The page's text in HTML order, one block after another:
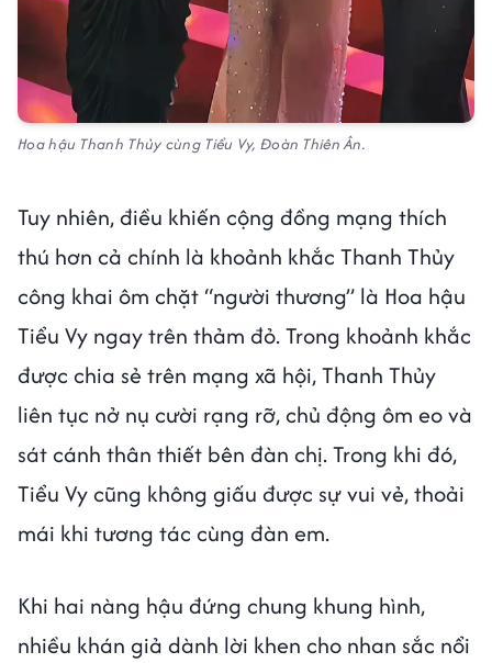
Hoa hậu Thanh Thủy cùng Tiểu Vy, Đoàn Thiên Ân.
Tuy nhiên, điều khiến cộng đồng mạng thích
thú hơn cả chính là khoảnh khắc Thanh Thủy
công khai ôm chặt “người thương” là Hoa hậu
Tiểu Vy ngay trên thảm đỏ. Trong khoảnh khắc
được chia sẻ trên mạng xã hội, Thanh Thủy
liên tục nở nụ cười rạng rỡ, chủ động ôm eo và
sát cánh thân thiết bên đàn chị. Trong khi đó,
Tiểu Vy cũng không giấu được sự vui vẻ, thoải
mái khi tương tác cùng đàn em.
Khi hai nàng hậu đứng chung khung hình,
nhiều khán giả dành lời khen cho nhan sắc nổi